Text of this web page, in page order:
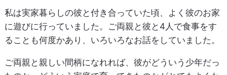
私は実家暮らしの彼と付き合っていた頃、よく彼のお家
に遊びに行っていました。ご両親と彼と4人で食事をす
ることも何度かあり、いろいろなお話をしていました。
ご両親と親しい間柄になれれば、彼がどういう少年だっ